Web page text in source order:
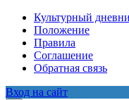
Культурный
Положение
Правила
Соглашение
Обратная связь
Вход на сайт